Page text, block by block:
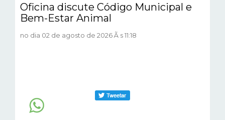
Oficina discute Código Municipal e
Bem-Estar Animal
no dia 02 de agosto de 2026 Ã s 11:18